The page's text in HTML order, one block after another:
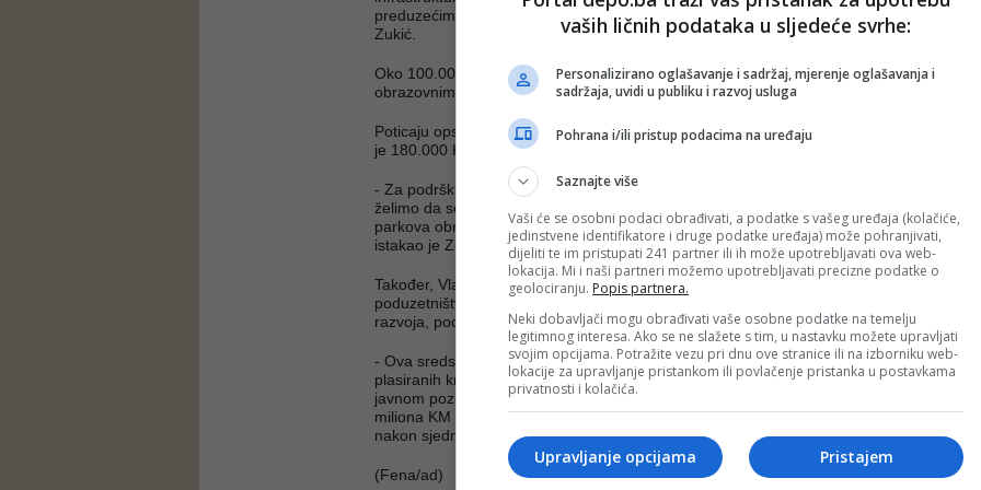
preduzećima, prije svega inkubatorima i poduzetničkim centrima – kazao je
Zukić.
Oko 100.000 KM bit će utrošeno za projekt udruženjima, komorama i
obrazovnim institucijama.
Poticaju opstanka starih zanata radi očuvanja obrtničkih tradicija planirano
je 180.000 KM.
- Za podršku razvoju vezanih posebnih obrta predviđeno je 500.000 KM, jer
želimo da se kroz zajedničko ulaganje dođe do poboljšanja mašinskih
parkova obrtnika i to u cilju novog zapošljavanja i kvalitetnije proizvodnje –
istakao je Zukić.
Također, Vlada FBiH je danas odobrila Federalnom ministarstvu razvoja,
poduzetništva i obrta 2.000.000 KM za realizaciju Programa “Kreditni poticaj
razvoja, poduzetništva i obrta” za 2017.
- Ova sredstva bit će uvećana za iznos naplaćenih glavnica prethodno
plasiranih kredita u visini od 3,5 do četiri miliona KM, tako da će ukupno po
javnom pozivu, koji se treba realizovati u martu, dodijeliti između 5,5 i šest
miliona KM za ove namjene – dodao je Zukić na današnjoj pres-konferenciji
nakon sjednice Vlade Federacije BiH.
(Fena/ad)
vaših ličnih podataka u sljedeće svrhe:
Personalizirano oglašavanje i sadržaj, mjerenje oglašavanja i
sadržaja, uvidi u publiku i razvoj usluga
Pohrana i/ili pristup podacima na uređaju
Saznajte više
Vaši će se osobni podaci obrađivati, a podatke s vašeg uređaja (kolačiće,
jedinstvene identifikatore i druge podatke uređaja) može pohranjivati,
dijeliti te im pristupati 241 partner ili ih može upotrebljavati ova web-
lokacija. Mi i naši partneri možemo upotrebljavati precizne podatke o
geolociranju. Popis partnera.
Neki dobavljači mogu obrađivati vaše osobne podatke na temelju
legitimnog interesa. Ako se ne slažete s tim, u nastavku možete upravljati
svojim opcijama. Potražite vezu pri dnu ove stranice ili na izborniku web-
lokacije za upravljanje pristankom ili povlačenje pristanka u postavkama
privatnosti i kolačića.
Pristajem
Upravljanje opcijama